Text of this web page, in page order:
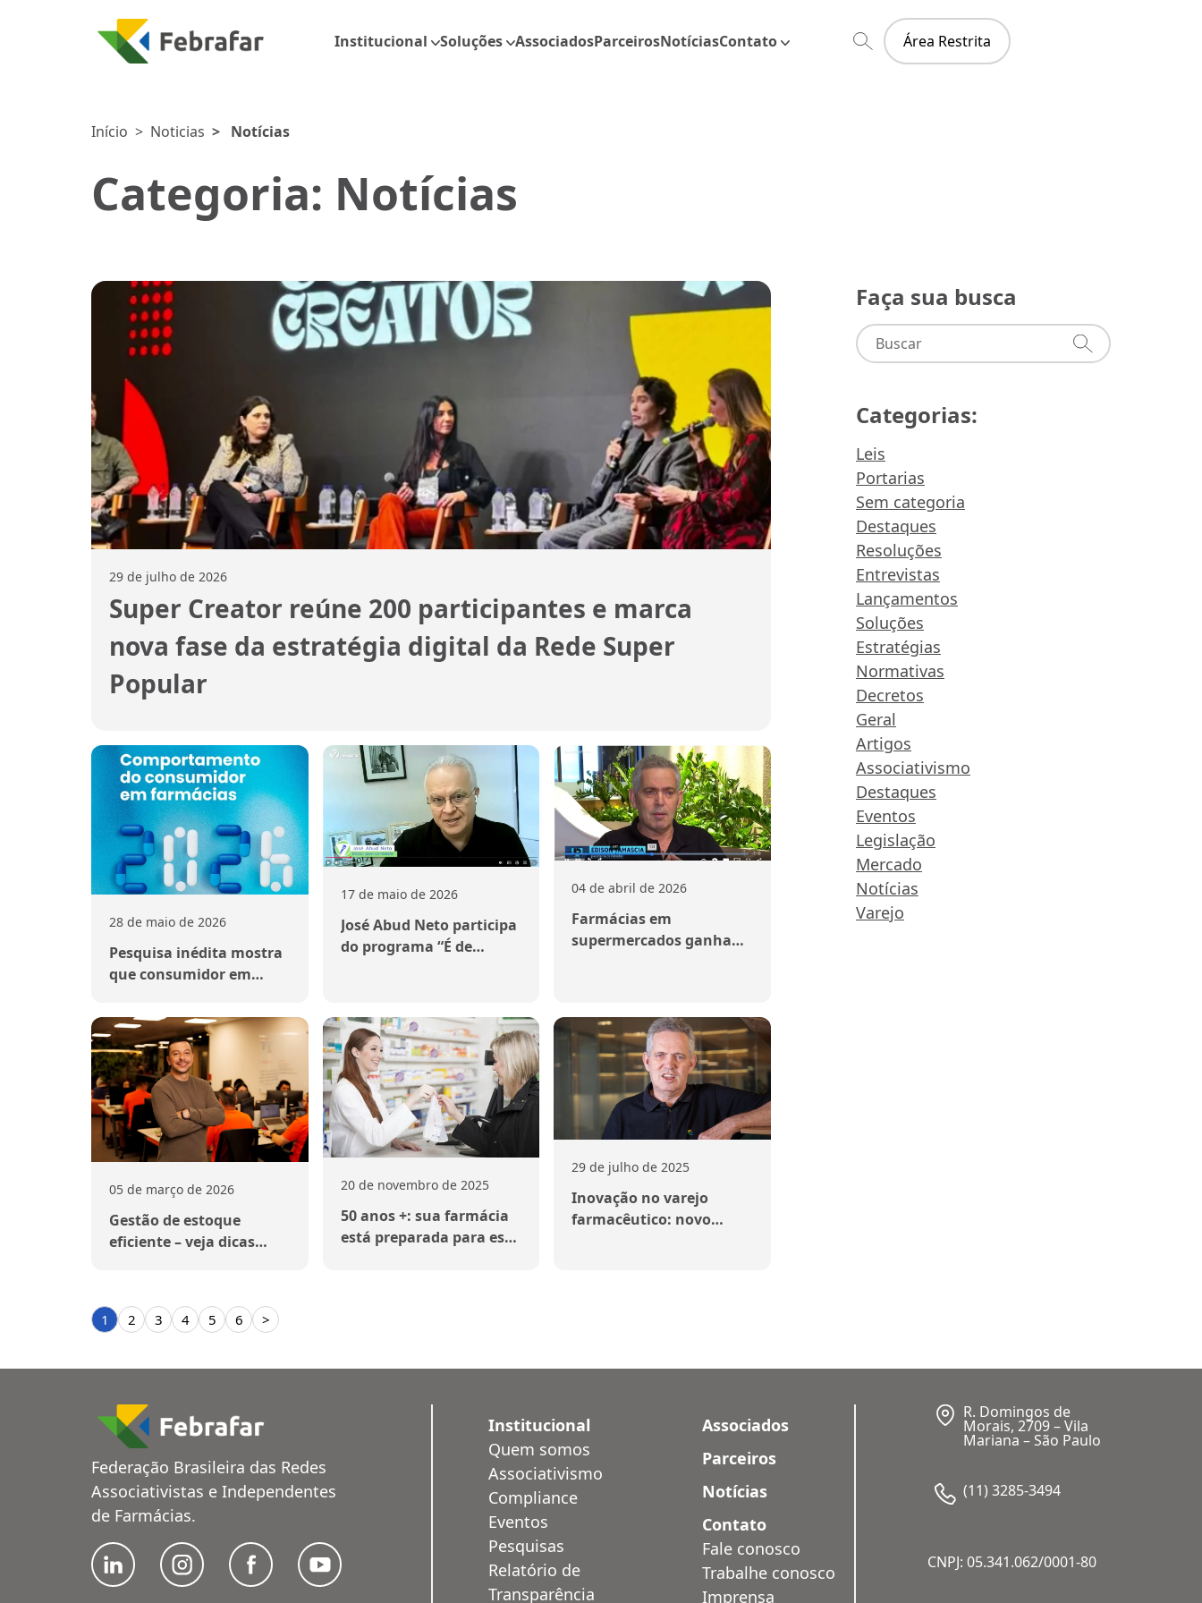
Institucional Soluções AssociadosParceirosNotíciasContato Área Restrita
Início > Noticias > Notícias
Categoria: Notícias
29 de julho de 2026
Super Creator reúne 200 participantes e marca
nova fase da estratégia digital da Rede Super
Popular
28 de maio de 2026
Pesquisa inédita mostra
que consumidor em
digital, mais sênior e
mais exigente
17 de maio de 2026
José Abud Neto participa
do programa “É de
independentes no Brasil
04 de abril de 2026
Farmácias em
supermercados ganham
05 de março de 2026
Gestão de estoque
eficiente – veja dicas
20 de novembro de 2025
50 anos +: sua farmácia
está preparada para esse
29 de julho de 2025
Inovação no varejo
farmacêutico: novo
1 2 3 4 5 6 >
Faça sua busca
Categorias:
Leis
Portarias
Sem categoria
Destaques
Resoluções
Entrevistas
Lançamentos
Soluções
Estratégias
Normativas
Decretos
Geral
Artigos
Associativismo
Destaques
Eventos
Legislação
Mercado
Notícias
Varejo
Federação Brasileira das Redes
Associativistas e Independentes
de Farmácias.
Institucional
Quem somos
Associativismo
Compliance
Eventos
Pesquisas
Relatório de
Transparência
Associados
Parceiros
Notícias
Contato
Fale conosco
Trabalhe conosco
Imprensa
R. Domingos de
Morais, 2709 – Vila
Mariana – São Paulo
(11) 3285-3494
CNPJ: 05.341.062/0001-80